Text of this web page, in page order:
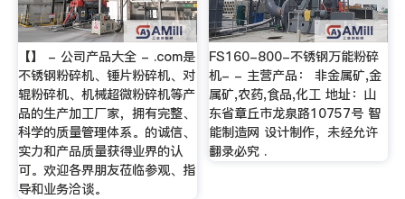
【】 - 公司产品大全 - .com是
不锈钢粉碎机、锤片粉碎机、对
辊粉碎机、机械超微粉碎机等产
品的生产加工厂家，拥有完整、
科学的质量管理体系。的诚信、
实力和产品质量获得业界的认
可。欢迎各界朋友莅临参观、指
导和业务洽谈。
FS160-800-不锈钢万能粉碎
机- - 主营产品： 非金属矿,金
属矿,农药,食品,化工 地址：山
东省章丘市龙泉路10757号 智
能制造网 设计制作，未经允许
翻录必究 .